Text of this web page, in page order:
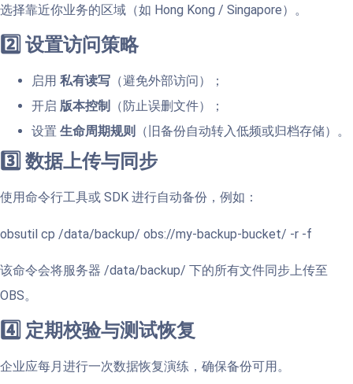
选择靠近你业务的区域（如 Hong Kong / Singapore）。
2️⃣ 设置访问策略
启用 私有读写 （避免外部访问）；
开启 版本控制
（防止误删文件）；
设置 生命周期规则 （旧备份自动转入低频或归档存储）。
3️⃣ 数据上传与同步
使用命令行工具或 SDK 进行自动备份，例如：
obsutil cp /data/backup/ obs://my-backup-bucket/ -r -f
该命令会将服务器 /data/backup/ 下的所有文件同步上传至
OBS。
4️⃣ 定期校验与测试恢复
企业应每月进行一次数据恢复演练，确保备份可用。